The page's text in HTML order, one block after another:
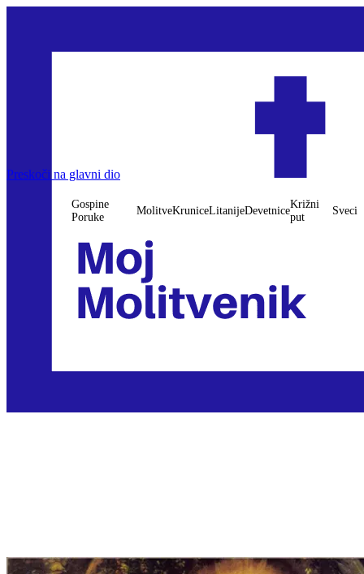
Preskoči na glavni dio
Gospine
Poruke
MolitveKruniceLitanijeDevetnice
Križni
put
Sveci